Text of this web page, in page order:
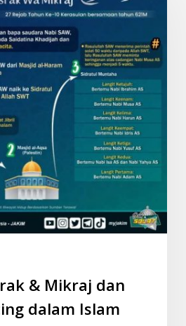
& Mikraj dan
dalam Islam